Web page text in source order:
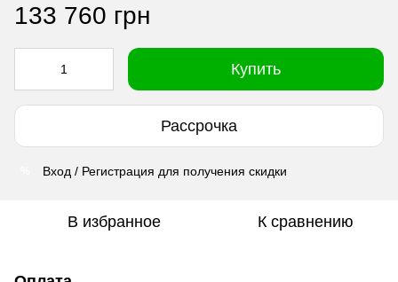
133 760 грн
Купить
Рассрочка
Вход / Регистрация для получения скидки
В избранное К сравнению